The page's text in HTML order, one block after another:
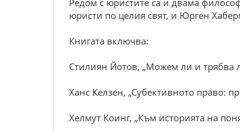
Редом с юристите са и двама
юристи по целия свят, и Юрген
Книгата включва:
Стилиян Йотов, „Можем ли и трябва
Ханс Келзен, „Субективното право:
Хелмут Коинг, „Към историята на